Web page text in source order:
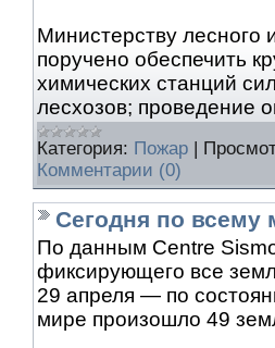
Министерству лесного
поручено обеспечить
химических станций
лесхозов; проведение
Категория: Пожар |
Комментарии (0)
Сегодня по всему
По данным Centre
фиксирующего все
29 апреля — по
мире произошло 49